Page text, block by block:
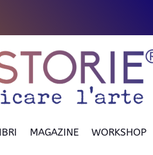
MAGAZINE WORKSHOP